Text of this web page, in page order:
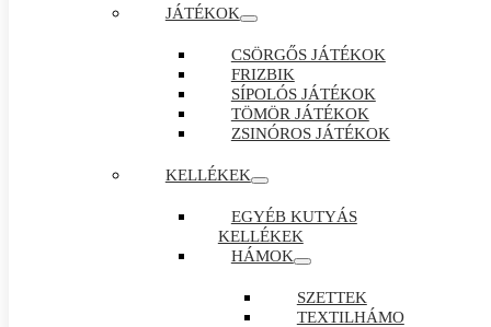
JÁTÉKOK
CSÖRGŐS JÁTÉKOK
FRIZBIK
SÍPOLÓS JÁTÉKOK
TÖMÖR JÁTÉKOK
ZSINÓROS JÁTÉKOK
KELLÉKEK
EGYÉB KUTYÁS
KELLÉKEK
HÁMOK
SZETTEK
TEXTILHÁMO